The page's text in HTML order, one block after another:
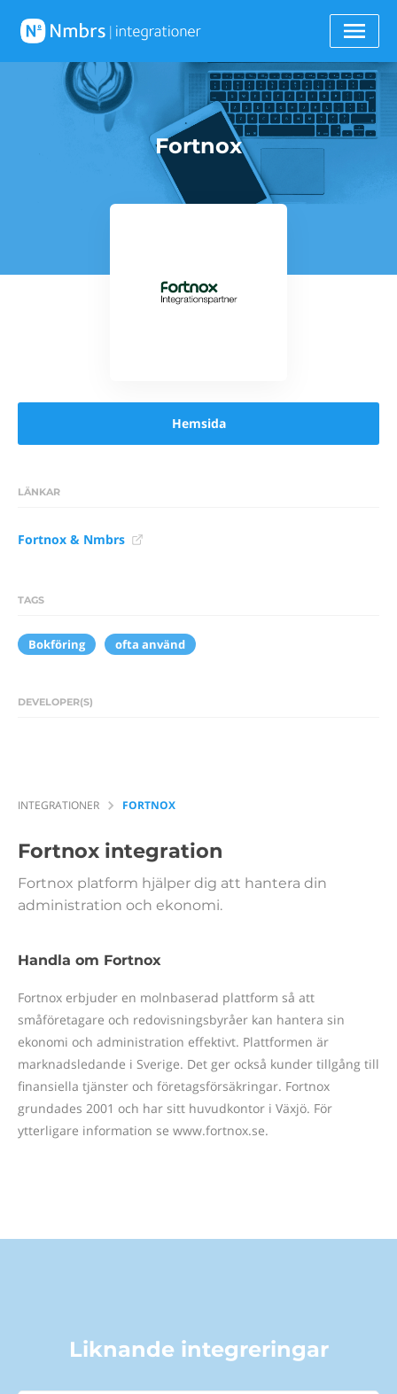
Fortnox
Hemsida
LÄNKAR
Fortnox & Nmbrs
TAGS
Bokföring ofta använd
DEVELOPER(S)
INTEGRATIONER FORTNOX
Fortnox integration
Fortnox platform hjälper dig att hantera din
administration och ekonomi.
Handla om Fortnox
Fortnox erbjuder en molnbaserad plattform så att
småföretagare och redovisningsbyråer kan hantera sin
ekonomi och administration effektivt. Plattformen är
marknadsledande i Sverige. Det ger också kunder tillgång till
finansiella tjänster och företagsförsäkringar. Fortnox
grundades 2001 och har sitt huvudkontor i Växjö. För
ytterligare information se www.fortnox.se.
Liknande integreringar